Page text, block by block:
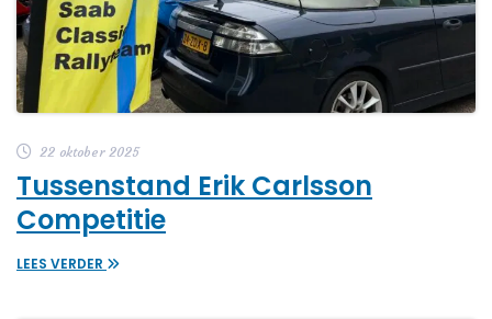
22 oktober 2025
Tussenstand Erik Carlsson
Competitie
LEES VERDER